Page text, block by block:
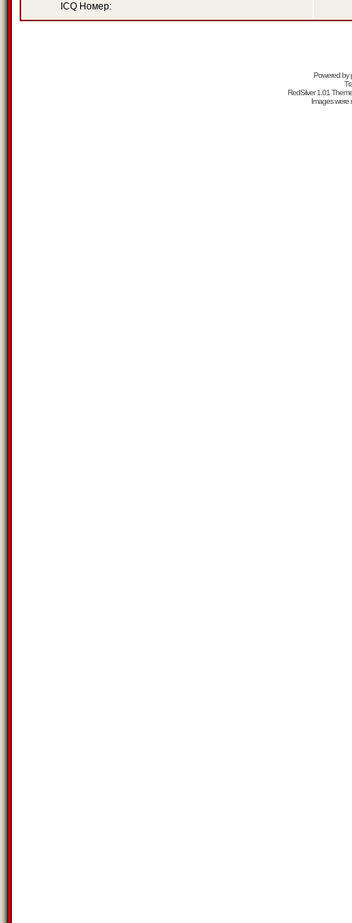
ICQ Номер:
Powered by
RedSilver 1.01
Images were